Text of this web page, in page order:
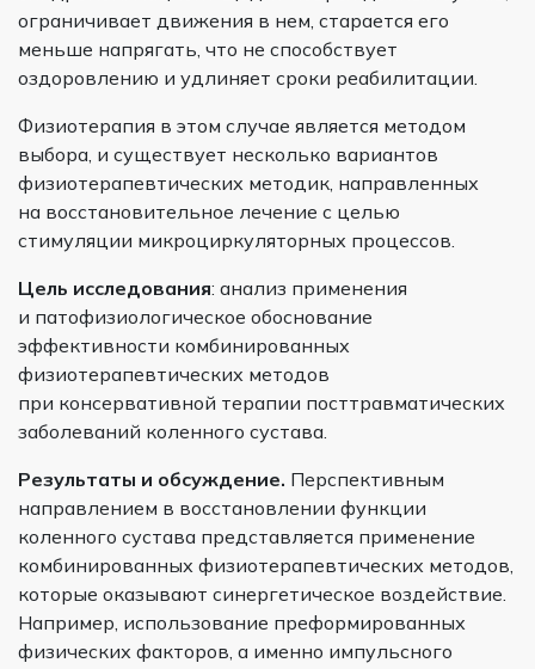
ограничивает движения в нем, старается его
меньше напрягать, что не способствует
оздоровлению и удлиняет сроки реабилитации.
Физиотерапия в этом случае является методом
выбора, и существует несколько вариантов
физиотерапевтических методик, направленных
на восстановительное лечение с целью
стимуляции микроциркуляторных процессов.
Цель исследования: анализ применения
и патофизиологическое обоснование
эффективности комбинированных
физиотерапевтических методов
при консервативной терапии посттравматических
заболеваний коленного сустава.
Результаты и обсуждение. Перспективным
направлением в восстановлении функции
коленного сустава представляется применение
комбинированных физиотерапевтических методов,
которые оказывают синергетическое воздействие.
Например, использование преформированных
физических факторов, а именно импульсного